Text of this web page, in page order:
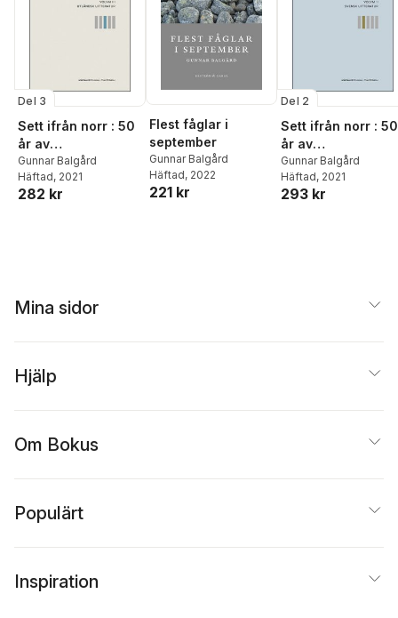
Del 3
Sett ifrån norr : 50
år av
kulturjournalistik i
Västerbotten-
Kuriren. Volym 3,
Gunnar Balgård
Häftad, 2021
282 kr
Flest fåglar i
september
Gunnar Balgård
Häftad, 2022
221 kr
Del 2
Sett ifrån norr : 50
år av
kulturjournalistik i
Västerbotten-
Kuriren. Volym 2,
Gunnar Balgård
Häftad, 2021
293 kr
Mina sidor
Hjälp
Om Bokus
Populärt
Inspiration